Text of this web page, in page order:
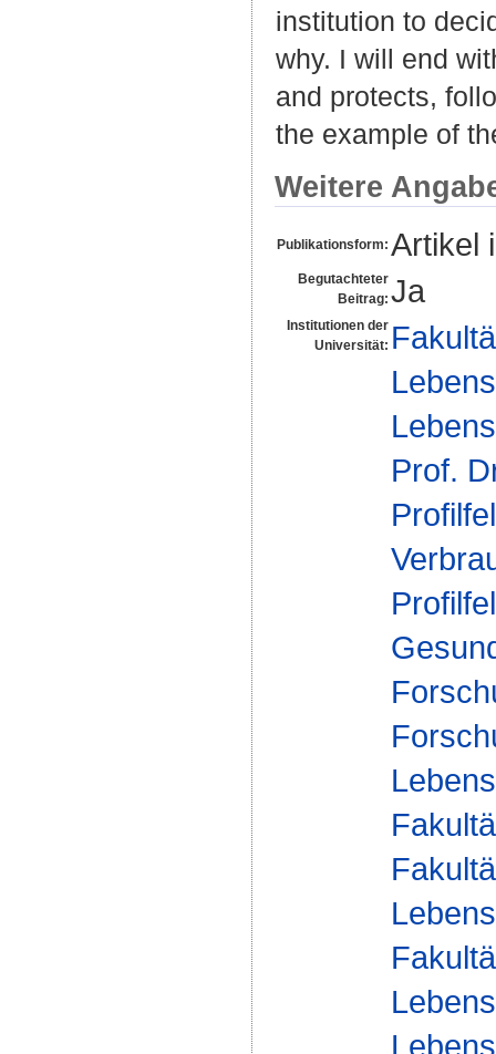
institution to
why. I will end
and protects,
the example of
Weitere
Publikationsform: Artikel
Begutachteter
Beitrag: Ja
Institutionen der
Universität:
Prof.